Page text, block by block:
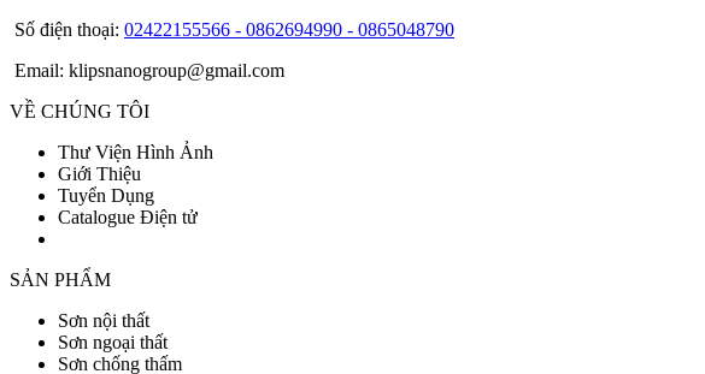
Số điện thoại: 02422155566 - 0862694990 - 0865048790
Email: klipsnanogroup@gmail.com
VỀ CHÚNG TÔI
Thư Viện Hình Ảnh
Giới Thiệu
Tuyển Dụng
Catalogue Điện tử
SẢN PHẨM
Sơn nội thất
Sơn ngoại thất
Sơn chống thấm